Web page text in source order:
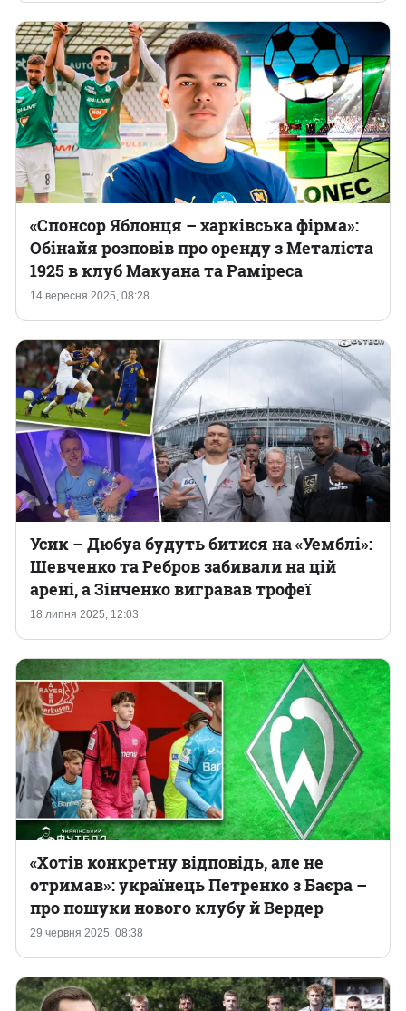
14 вересня 2025, 08:28
«Спонсор Яблонця – харківська фірма»:
Обінайя розповів про оренду з Металіста
1925 в клуб Макуана та Раміреса
18 липня 2025, 12:03
Усик – Дюбуа будуть битися на «Уемблі»:
Шевченко та Ребров забивали на цій
арені, а Зінченко вигравав трофеї
29 червня 2025, 08:38
«Хотів конкретну відповідь, але не
отримав»: українець Петренко з Баєра –
про пошуки нового клубу й Вердер